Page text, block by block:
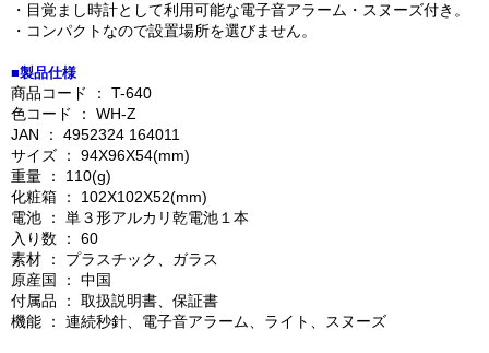
・目覚まし時計として利用可能な電子音アラーム・スヌーズ付き。
・コンパクトなので設置場所を選びません。
■製品仕様
商品コード ： T-640
色コード ： WH-Z
JAN ： 4952324 164011
サイズ ： 94X96X54(mm)
重量 ： 110(g)
化粧箱 ： 102X102X52(mm)
電池 ： 単３形アルカリ乾電池１本
入り数 ： 60
素材 ： プラスチック、ガラス
原産国 ： 中国
付属品 ： 取扱説明書、保証書
機能 ： 連続秒針、電子音アラーム、ライト、スヌーズ